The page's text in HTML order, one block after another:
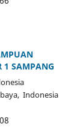
1 SAMPANG
Indonesia